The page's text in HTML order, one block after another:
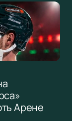
Арене